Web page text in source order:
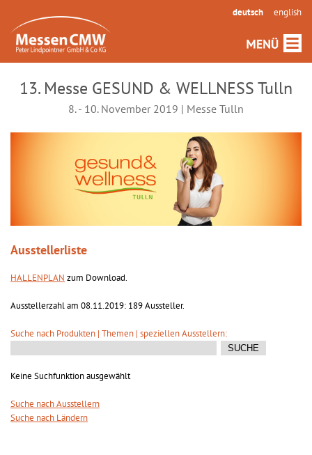
deutsch english
13. Messe GESUND & WELLNESS Tulln
8. - 10. November 2019 | Messe Tulln
Ausstellerliste
HALLENPLAN zum Download.
Ausstellerzahl am 08.11.2019: 189 Aussteller.
Suche nach Produkten | Themen | speziellen Ausstellern:
Keine Suchfunktion ausgewählt
Suche nach Ausstellern
Suche nach Ländern